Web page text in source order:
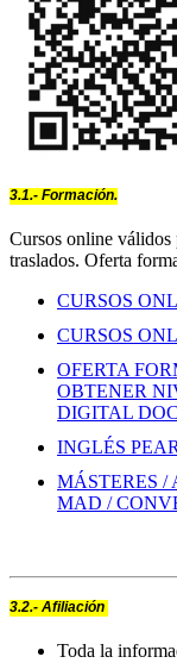
3.1.- Formación.
Cursos online válidos
traslados. Oferta
CURSOS
CURSOS
OFERTA
OBTENER
DIGITAL
INGLÉS
MÁSTERES /
MAD /
3.2.- Afiliación
Toda la